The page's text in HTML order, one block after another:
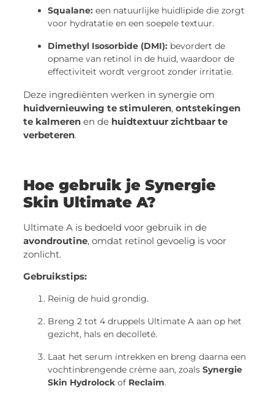
Squalane: een natuurlijke huidlipide die zorgt
voor hydratatie en een soepele textuur.
Dimethyl Isosorbide (DMI): bevordert de
opname van retinol in de huid, waardoor de
effectiviteit wordt vergroot zonder irritatie.
Deze ingrediënten werken in synergie om
huidvernieuwing te stimuleren,ontstekingen
te kalmeren en de huidtextuur zichtbaar te
verbeteren.
Hoe gebruik je Synergie
Skin Ultimate A?
Ultimate A is bedoeld voor gebruik in de
avondroutine, omdat retinol gevoelig is voor
zonlicht.
Gebruikstips:
Reinig de huid grondig.
Breng 2 tot 4 druppels Ultimate A aan op het
gezicht, hals en decolleté.
Laat het serum intrekken en breng daarna een
vochtinbrengende crème aan, zoalsSynergie
Skin Hydrolock of Reclaim.